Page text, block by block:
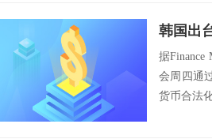
韩国出
据Finance
会周四通
货币合法